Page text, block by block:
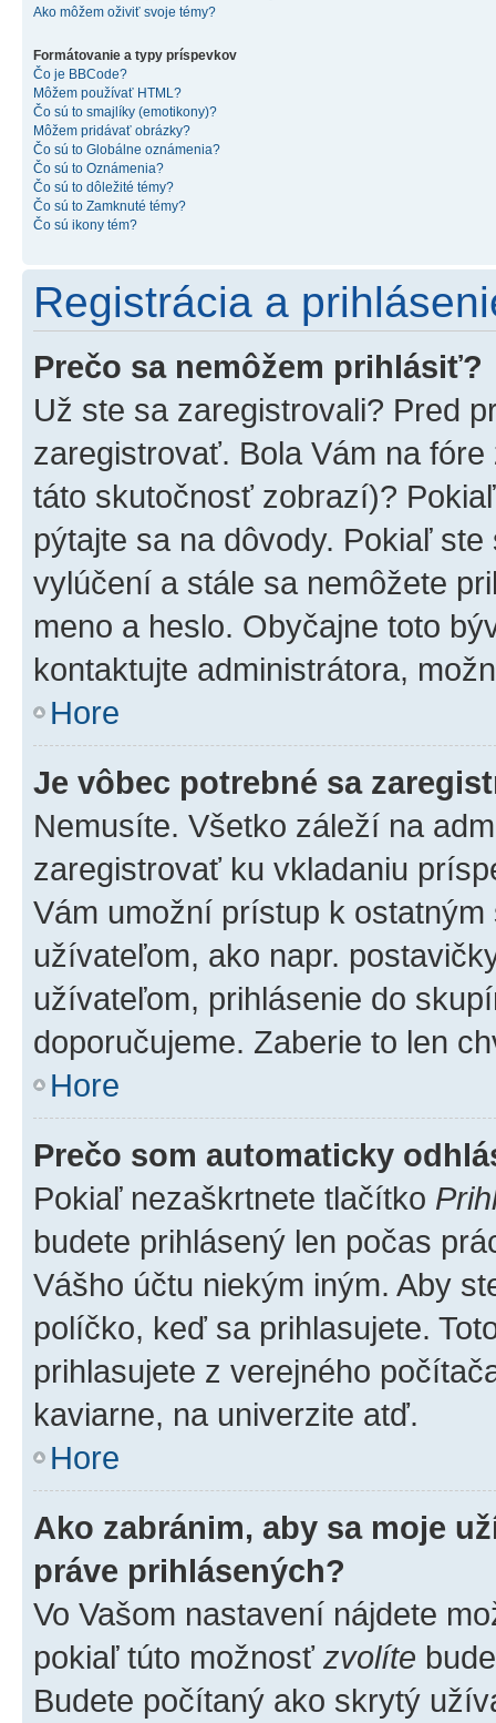
Ako môžem oživiť svoje témy?
Formátovanie a typy príspevkov
Čo je BBCode?
Môžem používať HTML?
Čo sú to smajlíky (emotikony)?
Môžem pridávať obrázky?
Čo sú to Globálne oznámenia?
Čo sú to Oznámenia?
Čo sú to dôležité témy?
Čo sú to Zamknuté témy?
Čo sú ikony tém?
Registrácia a
Prečo sa nemôžem prihlásiť?
Už ste sa zaregistrovali? Pred
zaregistrovať. Bola Vám na
táto skutočnosť zobrazí)?
pýtajte sa na dôvody. Pokiaľ
vylúčení a stále sa nemôžete
meno a heslo. Obyčajne toto
kontaktujte administrátora,
Hore
Je vôbec potrebné sa
Nemusíte. Všetko záleží na
zaregistrovať ku vkladaniu
Vám umožní prístup k
užívateľom, ako napr.
užívateľom, prihlásenie do
doporučujeme. Zaberie to len
Hore
Prečo som automaticky
Pokiaľ nezaškrtnete tlačítko
budete prihlásený len počas
Vášho účtu niekým iným. Aby
políčko, keď sa prihlasujete.
prihlasujete z verejného
kaviarne, na univerzite atď.
Hore
Ako zabránim, aby sa moje
práve prihlásených?
Vo Vašom nastavení nájdete
pokiaľ túto možnosť zvolíte
Budete počítaný ako skrytý